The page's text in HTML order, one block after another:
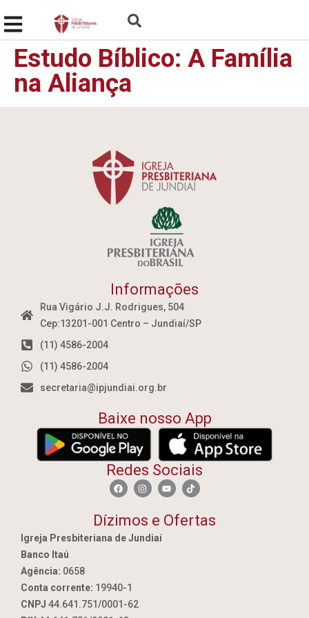
Estudo Bíblico: A Família
na Aliança
Informações
Rua Vigário J.J. Rodrigues, 504
Cep:13201-001 Centro – Jundiaí/SP
(11) 4586-2004
(11) 4586-2004
secretaria@ipjundiai.org.br
Baixe nosso App
Redes Sociais
Dízimos e Ofertas
Igreja Presbiteriana de Jundiaí
Banco Itaú
Agência: 0658
Conta corrente: 19940-1
CNPJ 44.641.751/0001-62